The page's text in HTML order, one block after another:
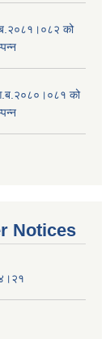
को
को
Notices